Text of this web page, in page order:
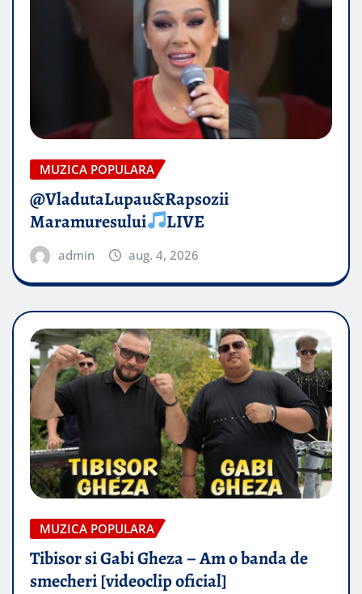
MUZICA POPULARA
@VladutaLupau&Rapsozii
Maramuresului
LIVE
admin aug. 4, 2026
MUZICA POPULARA
Tibisor si Gabi Gheza – Am o banda de
smecheri [videoclip oficial]